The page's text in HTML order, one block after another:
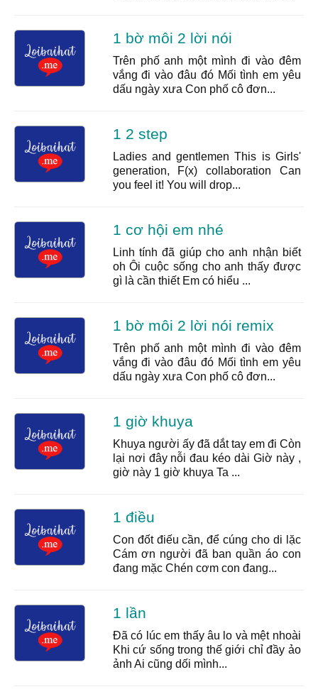
1 bờ môi 2 lời nói
Trên phố anh một mình đi vào đêm
vắng đi vào đâu đó Mối tình em yêu
dấu ngày xưa Con phố cô đơn...
1 2 step
Ladies and gentlemen This is Girls'
generation, F(x) collaboration Can
you feel it! You will drop...
1 cơ hội em nhé
Linh tính đã giúp cho anh nhận biết
oh Ôi cuộc sống cho anh thấy được
gì là cần thiết Em có hiểu ...
1 bờ môi 2 lời nói remix
Trên phố anh một mình đi vào đêm
vắng đi vào đâu đó Mối tình em yêu
dấu ngày xưa Con phố cô đơn...
1 giờ khuya
Khuya người ấy đã dắt tay em đi Còn
lại nơi đây nỗi đau kéo dài Giờ này ,
giờ này 1 giờ khuya Ta ...
1 điều
Con đốt điếu cần, để cúng cho di lặc
Cám ơn người đã ban quần áo con
đang mặc Chén cơm con đang...
1 lần
Đã có lúc em thấy âu lo và mệt nhoài
Khi cứ sống trong thế giới chỉ đầy ảo
ảnh Ai cũng dối mình...